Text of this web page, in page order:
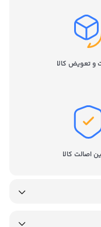
و تعویض کالا
اصالت کالا